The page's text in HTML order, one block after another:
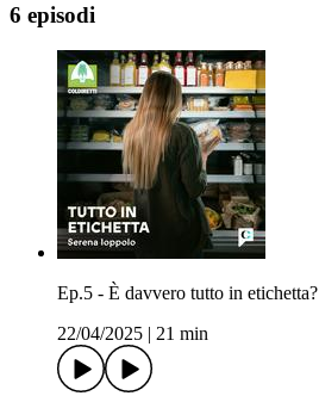
6 episodi
Ep.5 - È davvero tutto in etichetta?
22/04/2025
21 min